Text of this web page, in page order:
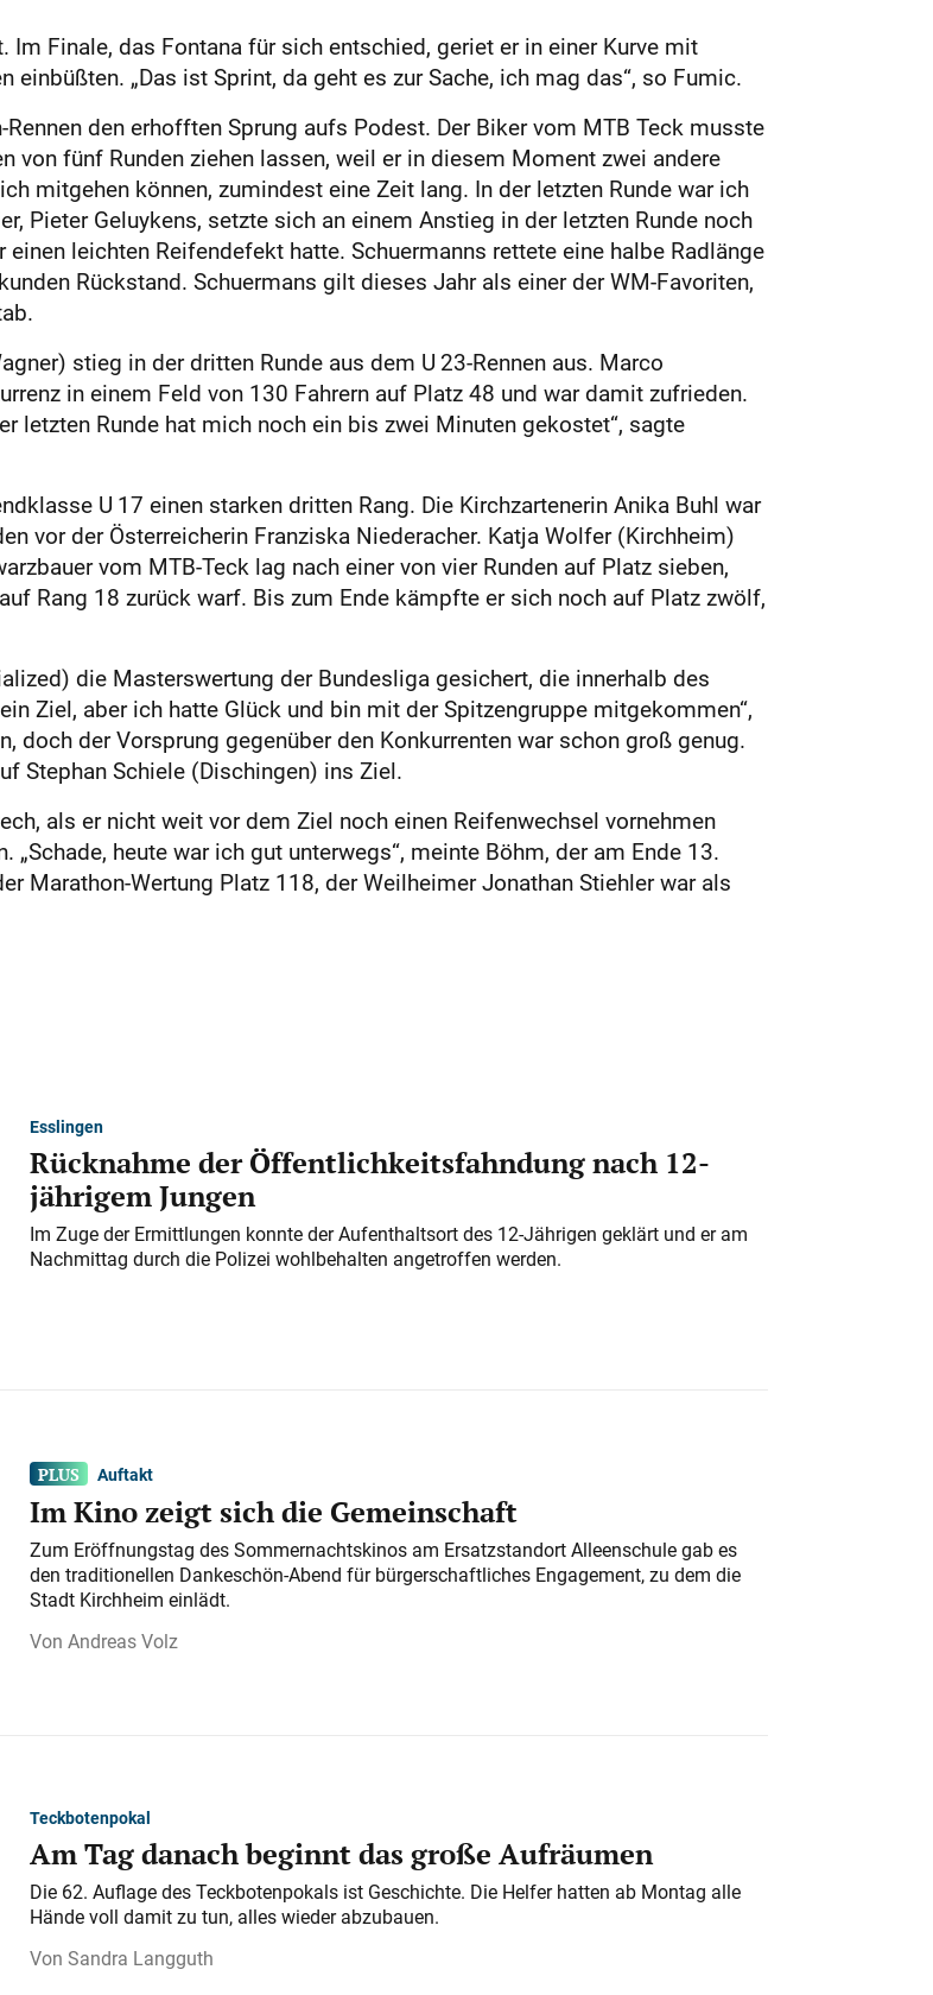
Finale, das Fontana für sich entschied, geriet er in einer Kurve mit
einbüßten. „Das ist Sprint, da geht es zur Sache, ich mag das“, so Fumic.
den erhofften Sprung aufs Podest. Der Biker vom MTB Teck musste
von fünf Runden ziehen lassen, weil er in diesem Moment zwei andere
mitgehen können, zumindest eine Zeit lang. In der letzten Runde war ich
Pieter Geluykens, setzte sich an einem Anstieg in der letzten Runde noch
leichten Reifendefekt hatte. Schuermanns rettete eine halbe Radlänge
Rückstand. Schuermans gilt dieses Jahr als einer der WM-Favoriten,
stieg in der dritten Runde aus dem U 23-Rennen aus. Marco
in einem Feld von 130 Fahrern auf Platz 48 und war damit zufrieden.
letzten Runde hat mich noch ein bis zwei Minuten gekostet“, sagte
U 17 einen starken dritten Rang. Die Kirchzartenerin Anika Buhl war
vor der Österreicherin Franziska Niederacher. Katja Wolfer (Kirchheim)
vom MTB-Teck lag nach einer von vier Runden auf Platz sieben,
Rang 18 zurück warf. Bis zum Ende kämpfte er sich noch auf Platz zwölf,
die Masterswertung der Bundesliga gesichert, die innerhalb des
Ziel, aber ich hatte Glück und bin mit der Spitzengruppe mitgekommen“,
doch der Vorsprung gegenüber den Konkurrenten war schon groß genug.
Stephan Schiele (Dischingen) ins Ziel.
als er nicht weit vor dem Ziel noch einen Reifenwechsel vornehmen
heute war ich gut unterwegs“, meinte Böhm, der am Ende 13.
Marathon-Wertung Platz 118, der Weilheimer Jonathan Stiehler war als
Esslingen
Rücknahme der Öffentlichkeitsfahndung nach 12-
jährigem Jungen
Im Zuge der Ermittlungen konnte der Aufenthaltsort des 12-Jährigen geklärt und er am
Nachmittag durch die Polizei wohlbehalten angetroffen werden.
Auftakt
Im Kino zeigt sich die Gemeinschaft
Zum Eröffnungstag des Sommernachtskinos am Ersatzstandort Alleenschule gab es
den traditionellen Dankeschön-Abend für bürgerschaftliches Engagement, zu dem die
Stadt Kirchheim einlädt.
Andreas Volz
Teckbotenpokal
Am Tag danach beginnt das große Aufräumen
Die 62. Auflage des Teckbotenpokals ist Geschichte. Die Helfer hatten ab Montag alle
Hände voll damit zu tun, alles wieder abzubauen.
Sandra Langguth